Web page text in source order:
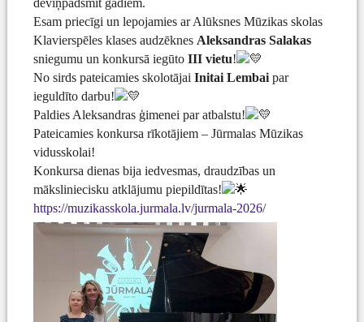
deviņpadsmit gadiem.
Esam priecīgi un lepojamies ar Alūksnes Mūzikas skolas
Klavierspēles klases audzēknes Aleksandras Salakas
sniegumu un konkursā iegūto III vietu!
No sirds pateicamies skolotājai Initai Lembaipar
ieguldīto darbu!
Paldies Aleksandras ģimenei par atbalstu!
Pateicamies konkursa rīkotājiem – Jūrmalas Mūzikas
vidusskolai!
Konkursa dienas bija iedvesmas, draudzības un
māksliniecisku atklājumu piepildītas!
https://muzikasskola.jurmala.lv/jurmala-2026/